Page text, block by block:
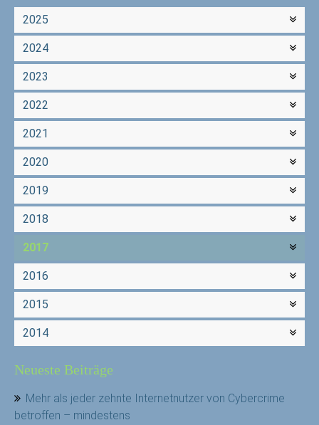
2025
2024
2023
2022
2021
2020
2019
2018
2017
2016
2015
2014
Neueste Beiträge
Mehr als jeder zehnte Internetnutzer von Cybercrime
betroffen – mindestens